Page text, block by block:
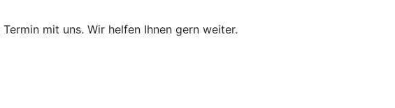
mit uns. Wir helfen Ihnen gern weiter.